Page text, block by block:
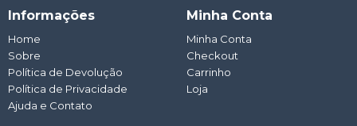
m
t
u
b
e
k
e
d
i
n
Informações
Home
Sobre
Política de Devolução
Política de Privacidade
Ajuda e Contato
Minha Conta
Minha Conta
Checkout
Carrinho
Loja